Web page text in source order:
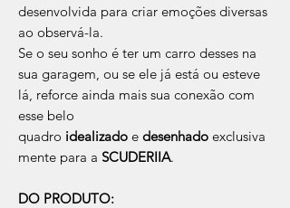
desenvolvida para criar emoções diversas
ao observá-la.
Se o seu sonho é ter um carro desses na
sua garagem, ou se ele já está ou esteve
lá, reforce ainda mais sua conexão com
esse belo
quadro idealizado e desenhado exclusiva
mente para a SCUDERIIA.
DO PRODUTO: